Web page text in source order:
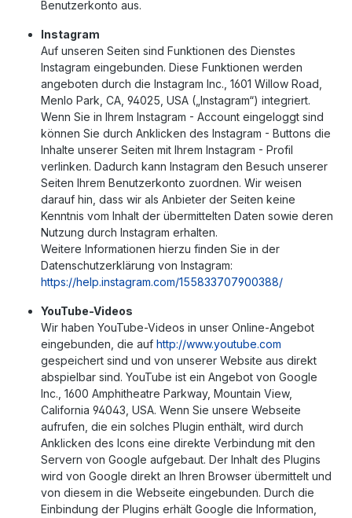
Benutzerkonto aus.
Instagram
Auf unseren Seiten sind Funktionen des Dienstes
Instagram eingebunden. Diese Funktionen werden
angeboten durch die Instagram Inc., 1601 Willow Road,
Menlo Park, CA, 94025, USA („Instagram“) integriert.
Wenn Sie in Ihrem Instagram - Account eingeloggt sind
können Sie durch Anklicken des Instagram - Buttons die
Inhalte unserer Seiten mit Ihrem Instagram - Profil
verlinken. Dadurch kann Instagram den Besuch unserer
Seiten Ihrem Benutzerkonto zuordnen. Wir weisen
darauf hin, dass wir als Anbieter der Seiten keine
Kenntnis vom Inhalt der übermittelten Daten sowie deren
Nutzung durch Instagram erhalten.
Weitere Informationen hierzu finden Sie in der
Datenschutzerklärung von Instagram:
https://help.instagram.com/155833707900388/
YouTube-Videos
Wir haben YouTube-Videos in unser Online-Angebot
eingebunden, die auf http://www.youtube.com
gespeichert sind und von unserer Website aus direkt
abspielbar sind. YouTube ist ein Angebot von Google
Inc., 1600 Amphitheatre Parkway, Mountain View,
California 94043, USA. Wenn Sie unsere Webseite
aufrufen, die ein solches Plugin enthält, wird durch
Anklicken des Icons eine direkte Verbindung mit den
Servern von Google aufgebaut. Der Inhalt des Plugins
wird von Google direkt an Ihren Browser übermittelt und
von diesem in die Webseite eingebunden. Durch die
Einbindung der Plugins erhält Google die Information,